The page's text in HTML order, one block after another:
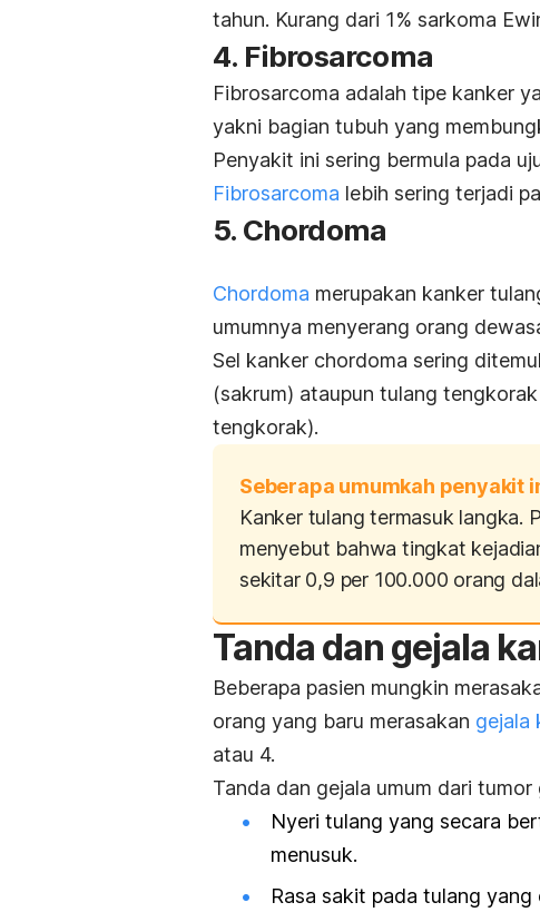
tahun. Kurang dari 1% sarkoma
4. Fibrosarcoma
Fibrosarcoma adalah tipe kanker
yakni bagian tubuh yang
Penyakit ini sering bermula pada
Fibrosarcoma lebih sering terjadi
5. Chordoma
Chordoma merupakan kanker
umumnya menyerang orang
Sel kanker chordoma sering
(sakrum) ataupun tulang
tengkorak).
Seberapa umumkah penyakit
Kanker tulang termasuk langka.
menyebut bahwa tingkat
sekitar 0,9 per 100.000 orang
Tanda dan gejala
Beberapa pasien mungkin
orang yang baru merasakan gejala
atau 4.
Tanda dan gejala umum dari
Nyeri tulang yang secara
menusuk.
Rasa sakit pada tulang